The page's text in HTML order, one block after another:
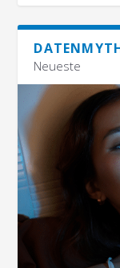
Neueste